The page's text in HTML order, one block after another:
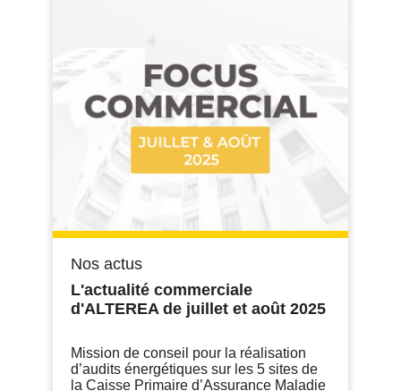
Nos actus
L'actualité commerciale
d'ALTEREA de juillet et août 2025
Mission de conseil pour la réalisation
d’audits énergétiques sur les 5 sites de
la Caisse Primaire d’Assurance Maladie